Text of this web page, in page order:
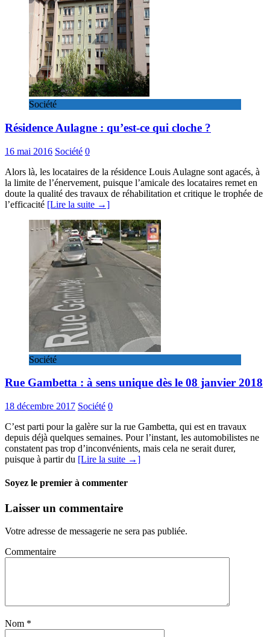
Société
Résidence Aulagne : qu’est-ce qui cloche ?
16 mai 2016 Société 0
Alors là, les locataires de la résidence Louis Aulagne sont agacés, à
la limite de l’énervement, puisque l’amicale des locataires remet en
doute la qualité des travaux de réhabilitation et critique le trophée de
l’efficacité [Lire la suite →]
Société
Rue Gambetta : à sens unique dès le 08 janvier 2018
18 décembre 2017 Société 0
C’est parti pour la galère sur la rue Gambetta, qui est en travaux
depuis déjà quelques semaines. Pour l’instant, les automobilistes ne
constatent pas trop d’inconvénients, mais cela ne serait durer,
puisque à partir du [Lire la suite →]
Soyez le premier à commenter
Laisser un commentaire
Votre adresse de messagerie ne sera pas publiée.
Commentaire
Nom *